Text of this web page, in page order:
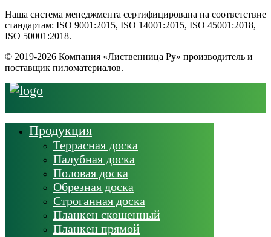
Наша система менеджмента сертифицирована на соответствие
стандартам: ISO 9001:2015, ISO 14001:2015, ISO 45001:2018,
ISO 50001:2018.
© 2019-2026 Компания «Лиственница Ру» производитель и
поставщик пиломатериалов.
Продукция
Террасная доска
Палубная доска
Половая доска
Обрезная доска
Строганная доска
Планкен скошенный
Планкен прямой